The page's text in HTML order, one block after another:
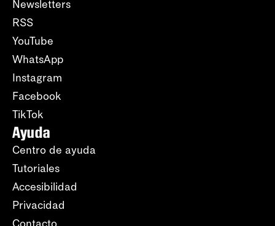
Newsletters
RSS
YouTube
WhatsApp
Instagram
Facebook
TikTok
Ayuda
Centro de ayuda
Tutoriales
Accesibilidad
Privacidad